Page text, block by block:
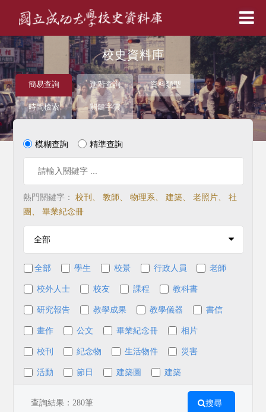
校史資料庫
校史資料庫
簡易查詢 進階查詢 資料類型
時間檢索 關鍵字雲
模糊查詢 精準查詢
熱門關鍵字：校刊 、 教師、 物理系、 建築、 老照片、
社
團 、 畢業紀念冊
全部 學生 校景 行政人員 老師
校外人士 校友 課程 教科書
研究報告 教學成果 教學儀器 書信
畫作 公文 畢業紀念冊 相片
校刊 紀念物 生活物件 災害
活動 節日 建築圖 建築
查詢結果：280筆 搜尋